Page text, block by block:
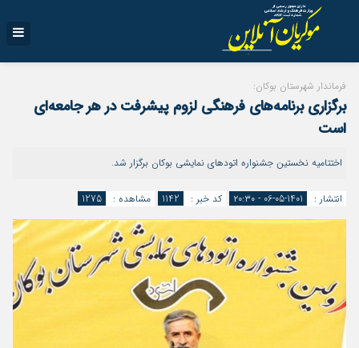
فرماندار شهرستان بوکان:
برگزاری برنامه‌های فرهنگی لزوم پیشرفت در هر جامعه‌ای
است
اختتامیه نخستین جشنواره اتودهای نمایشی بوکان برگزار شد.
انتشار : 1401-05-06 - ۲۰:۳۰ کد خبر : 1142 مشاهده : 1275